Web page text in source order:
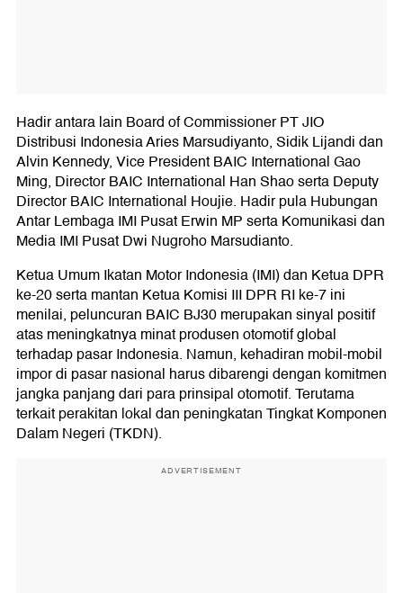
Hadir antara lain Board of Commissioner PT JIO
Distribusi Indonesia Aries Marsudiyanto, Sidik Lijandi dan
Alvin Kennedy, Vice President BAIC International Gao
Ming, Director BAIC International Han Shao serta Deputy
Director BAIC International Houjie. Hadir pula Hubungan
Antar Lembaga IMI Pusat Erwin MP serta Komunikasi dan
Media IMI Pusat Dwi Nugroho Marsudianto.
Ketua Umum Ikatan Motor Indonesia (IMI) dan Ketua DPR
ke-20 serta mantan Ketua Komisi III DPR RI ke-7 ini
menilai, peluncuran BAIC BJ30 merupakan sinyal positif
atas meningkatnya minat produsen otomotif global
terhadap pasar Indonesia. Namun, kehadiran mobil-mobil
impor di pasar nasional harus dibarengi dengan komitmen
jangka panjang dari para prinsipal otomotif. Terutama
terkait perakitan lokal dan peningkatan Tingkat Komponen
Dalam Negeri (TKDN).
ADVERTISEMENT